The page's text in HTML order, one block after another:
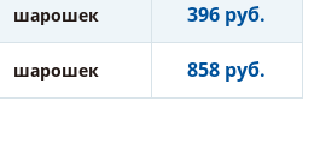
шарошек 396 руб.
шарошек 858 руб.